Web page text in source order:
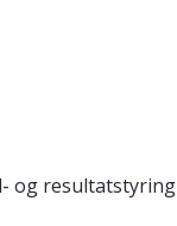
og resultatstyring